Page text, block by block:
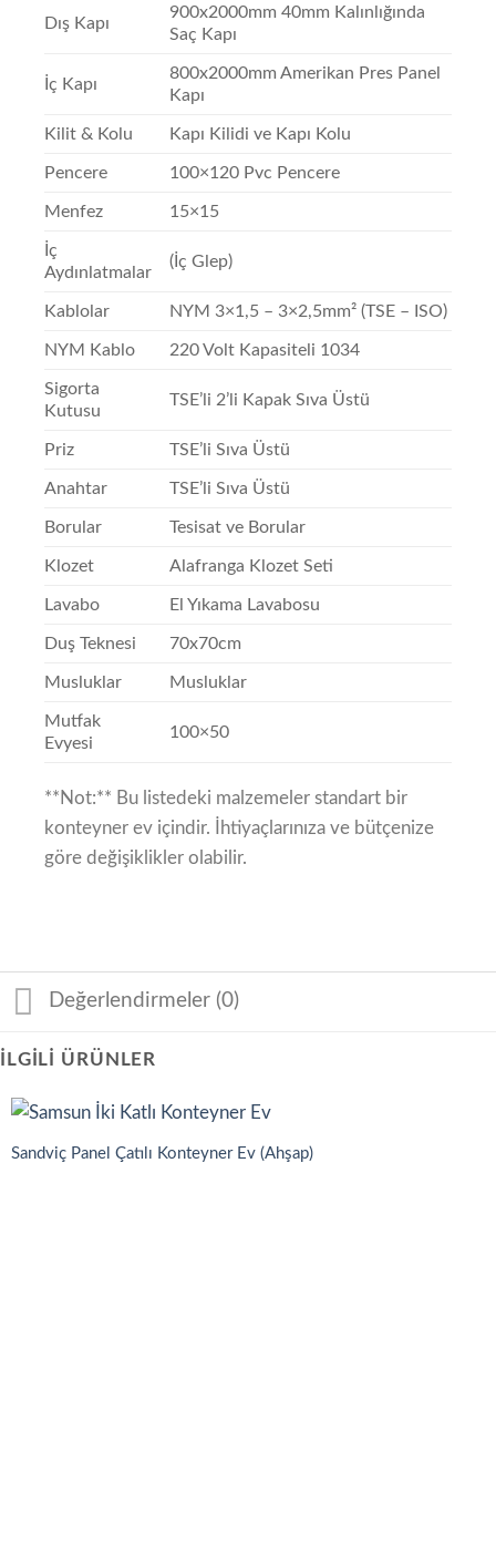
Dış Kapı
900x2000mm 40mm Kalınlığında
Saç Kapı
İç Kapı
800x2000mm Amerikan Pres Panel
Kapı
Kilit & Kolu Kapı Kilidi ve Kapı Kolu
Pencere 100×120 Pvc Pencere
Menfez 15×15
İç
Aydınlatmalar
(İç Glep)
Kablolar NYM 3×1,5 – 3×2,5mm² (TSE – ISO)
NYM Kablo 220 Volt Kapasiteli 1034
Sigorta
Kutusu
TSE’li 2’li Kapak Sıva Üstü
Priz TSE’li Sıva Üstü
Anahtar TSE’li Sıva Üstü
Borular Tesisat ve Borular
Klozet Alafranga Klozet Seti
Lavabo El Yıkama Lavabosu
Duş Teknesi 70x70cm
Musluklar Musluklar
Mutfak
Evyesi
100×50
**Not:** Bu listedeki malzemeler standart bir
konteyner ev içindir. İhtiyaçlarınıza ve bütçenize
göre değişiklikler olabilir.
Değerlendirmeler (0)
İLGILI ÜRÜNLER
Sandviç Panel Çatılı Konteyner Ev (Ahşap)